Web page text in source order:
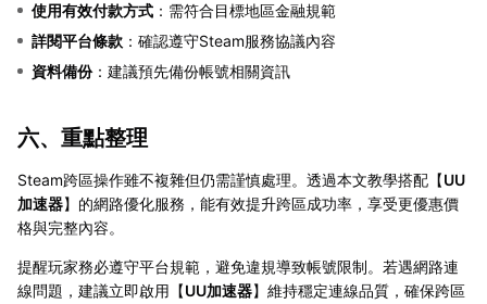
使用有效付款方式 ：需符合目標地區金融規範
詳閱平台條款 ：確認遵守Steam服務協議內容
資料備份：建議預先備份帳號相關資訊
六、重點整理
Steam跨區操作雖不複雜但仍需謹慎處理。透過本文教學搭配【UU
加速器】的網路優化服務，能有效提升跨區成功率，享受更優惠價
格與完整內容。
提醒玩家務必遵守平台規範，避免違規導致帳號限制。若遇網路連
線問題，建議立即啟用【UU加速器】維持穩定連線品質，確保跨區